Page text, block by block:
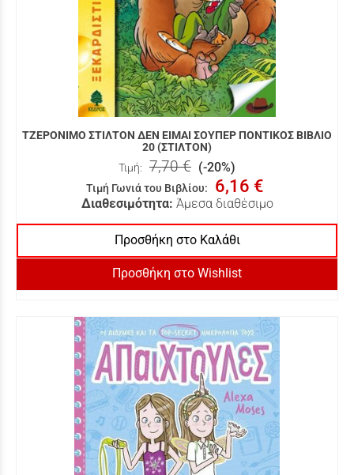
ΤΖΕΡΟΝΙΜΟ ΣΤΙΛΤΟΝ ΔΕΝ ΕΙΜΑΙ ΣΟΥΠΕΡ ΠΟΝΤΙΚΟΣ ΒΙΒΛΙΟ
20 (ΣΤΙΛΤΟΝ)
Τιμή: 7,70 € (-20%)
Τιμή Γωνιά του Βιβλίου: 6,16 €
Διαθεσιμότητα: Άμεσα διαθέσιμο
Προσθήκη στο Καλάθι
Προσθήκη στο Wishlist